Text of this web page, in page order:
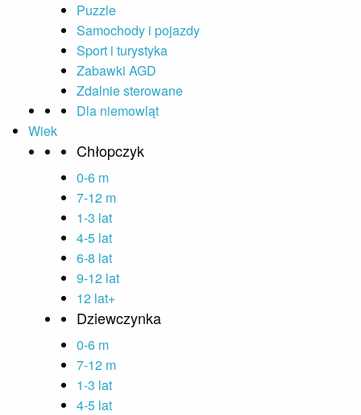
Puzzle
Samochody i pojazdy
Sport i turystyka
Zabawki AGD
Zdalnie sterowane
Dla niemowląt
Wiek
Chłopczyk
0-6 m
7-12 m
1-3 lat
4-5 lat
6-8 lat
9-12 lat
12 lat+
Dziewczynka
0-6 m
7-12 m
1-3 lat
4-5 lat